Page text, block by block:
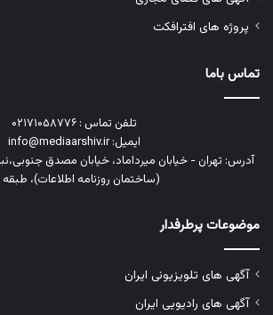
پروژه های افترافکت
تماس باما
تلفن تماس : ۰۲۱۷۱۰۵۸۷۷۶
ایمیل: info@mediaarshiv.ir
(ساختمان روزنامه اطلاعات)، طبقه ۱۳
موضوعات پرطرفدار
آگهی های تلویزیونی ایران
آگهی های رادیویی ایران